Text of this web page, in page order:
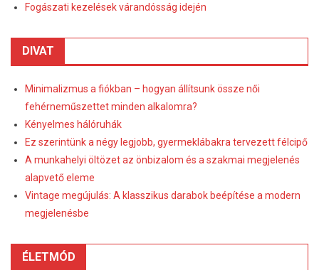
Fogászati kezelések várandósság idején
DIVAT
Minimalizmus a fiókban – hogyan állítsunk össze női
fehérneműszettet minden alkalomra?
Kényelmes hálóruhák
Ez szerintünk a négy legjobb, gyermeklábakra tervezett félcipő
A munkahelyi öltözet az önbizalom és a szakmai megjelenés
alapvető eleme
Vintage megújulás: A klasszikus darabok beépítése a modern
megjelenésbe
ÉLETMÓD